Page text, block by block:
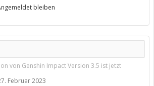
bleiben
von Genshin Impact Version 3.5 ist jetzt
Februar 2023